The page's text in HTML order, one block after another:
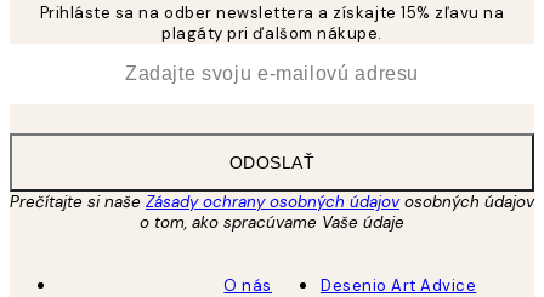
Prihláste sa na odber newslettera a získajte 15% zľavu na
plagáty pri ďalšom nákupe.
ODOSLAŤ
Prečítajte si naše Zásady ochrany osobných údajovosobných údajov
o tom, ako spracúvame Vaše údaje
O nás
Desenio Art Advice